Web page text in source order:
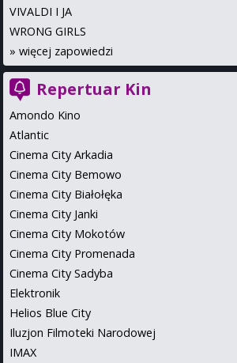
VIVALDI I JA
WRONG GIRLS
» więcej zapowiedzi
Repertuar Kin
Amondo Kino
Atlantic
Cinema City Arkadia
Cinema City Bemowo
Cinema City Białołęka
Cinema City Janki
Cinema City Mokotów
Cinema City Promenada
Cinema City Sadyba
Elektronik
Helios Blue City
Iluzjon Filmoteki Narodowej
IMAX